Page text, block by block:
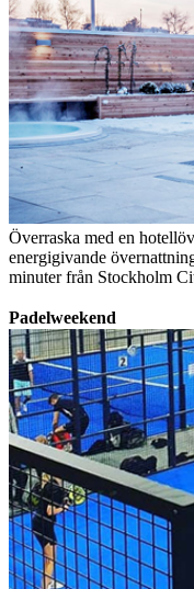
Överraska med en
energigivande
minuter från Stockholm
Padelweekend